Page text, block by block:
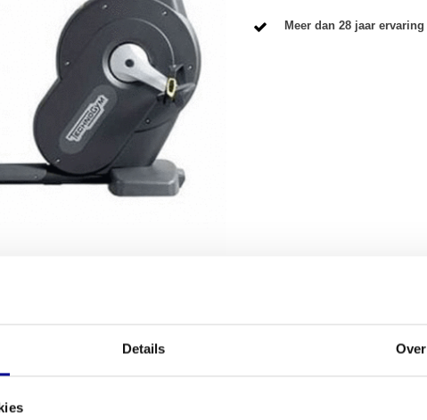
Details Over
Meer dan 28 jaar ervaring
gewrichten te belasten? De
combineert met een soepele